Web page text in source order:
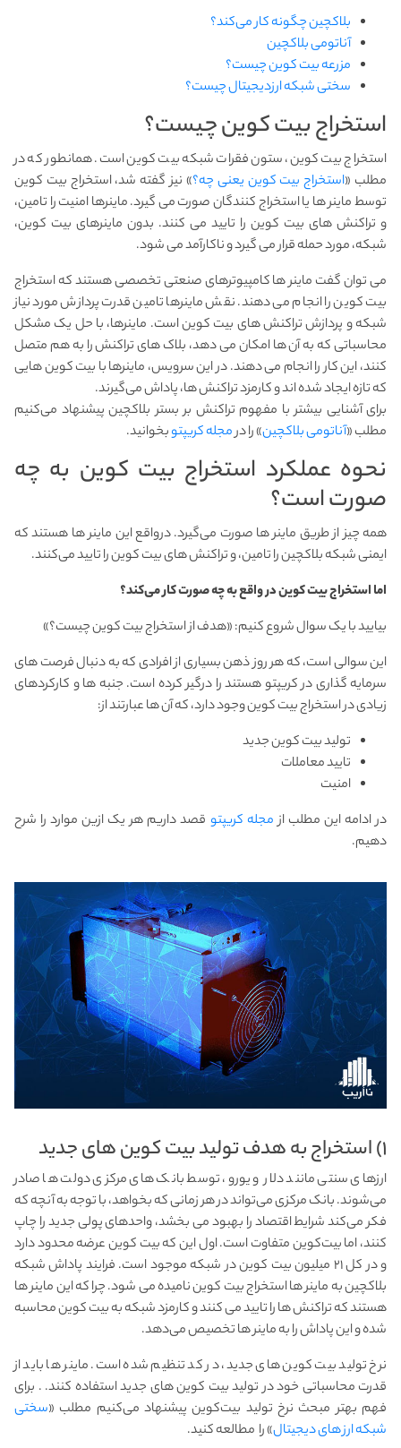
بلاکچین چگونه کار می‌کند؟
آناتومی بلاکچین
مزرعه بیت کوین چیست؟
سختی شبکه ارزدیجیتال چیست؟
استخراج بیت کوین چیست؟
استخراج بیت کوین، ستون فقرات شبکه بیت کوین است. همانطور که در
مطلب «استخراج بیت کوین یعنی چه؟» نیز گفته شد، استخراج بیت کوین
توسط ماینر ها یا استخراج کنندگان صورت می گیرد. ماینرها امنیت را تامین،
و تراکنش های بیت کوین را تایید می کنند. بدون ماینرهای بیت کوین،
شبکه، مورد حمله قرار می گیرد و ناکارآمد می شود.
می توان گفت ماینر ها کامپیوترهای صنعتی تخصصی هستند که استخراج
بیت کوین را انجام می دهند. نقش ماینرها تامین قدرت پردازش مورد نیاز
شبکه و پردازش تراکنش های بیت کوین است. ماینرها، با حل یک مشکل
محاسباتی که به آن ها امکان می دهد، بلاک های تراکنش را به هم متصل
کنند، این کار را انجام می دهند. در این سرویس، ماینرها با بیت کوین هایی
که تازه ایجاد شده اند و کارمزد تراکنش ها، پاداش می‌گیرند.
برای آشنایی بیشتر با مفهوم تراکنش بر بستر بلاکچین پیشنهاد می‌کنیم
مطلب «آناتومی بلاکچین» را درمجله کریپتوبخوانید.
نحوه عملکرد استخراج بیت کوین به چه
صورت است؟
همه چیز از طریق ماینر ها صورت می‌گیرد. درواقع این ماینر ها هستند که
ایمنی شبکه بلاکچین را تامین، و تراکنش های بیت کوین را تایید می‌کنند.
اما استخراج بیت کوین در واقع به چه صورت کار می‌کند؟
بیایید با یک سوال شروع کنیم: «هدف از استخراج بیت کوین چیست؟»
این سوالی است، که هر روز ذهن بسیاری از افرادی که به دنبال فرصت های
سرمایه گذاری در کریپتو هستند را درگیر کرده است. جنبه ها و کارکردهای
زیادی در استخراج بیت کوین وجود دارد، که آن ها عبارتند از:
تولید بیت کوین جدید
تایید معاملات
امنیت
در ادامه این مطلب ازمجله کریپتو قصد داریم هر یک ازین موارد را شرح
دهیم.
۱) استخراج به هدف تولید بیت کوین های جدید
ارزهای سنتی مانند دلار و یورو، توسط بانک های مرکزی دولت ها صادر
می‌شوند. بانک مرکزی می‌تواند در هر زمانی که بخواهد، با توجه به آنچه که
فکر می‌کند شرایط اقتصاد را بهبود می بخشد، واحدهای پولی جدید را چاپ
کنند، اما بیت‌کوین متفاوت است. اول این که بیت کوین عرضه محدود دارد
و در کل ۲۱ میلیون بیت کوین در شبکه موجود است. فرایند پاداش شبکه
بلاکچین به ماینر ها استخراج بیت کوین نامیده می شود. چرا که این ماینر ها
هستند که تراکنش ها را تایید می کنند و کارمزد شبکه به بیت کوین محاسبه
شده و این پاداش را به ماینر ها تخصیص می‌دهد.
نرخ تولید بیت کوین های جدید، در کد تنظیم شده است. ماینر ها باید از
قدرت محاسباتی خود در تولید بیت کوین های جدید استفاده کنند. . برای
فهم بهتر مبحث نرخ تولید بیت‌کوین پیشنهاد می‌کنیم مطلب «سختی
شبکه ارز های دیجیتال» را مطالعه کنید.